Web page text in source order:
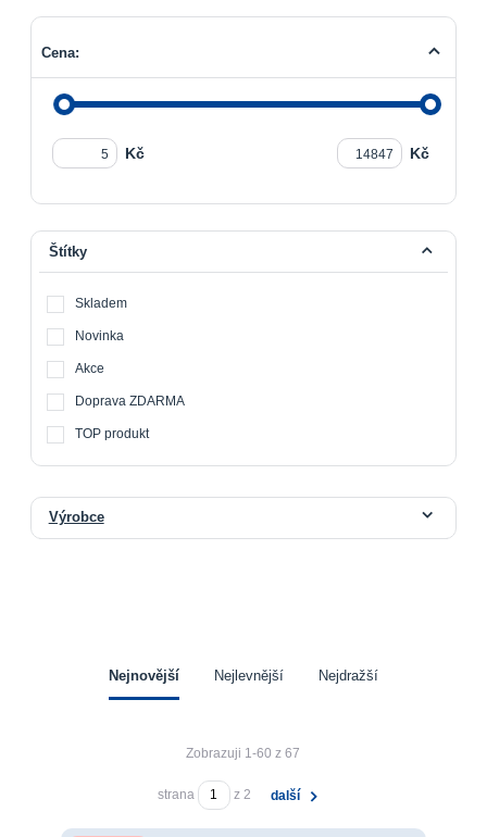
Cena:
Kč Kč
Štítky
Skladem
Novinka
Akce
Doprava ZDARMA
TOP produkt
Výrobce
Nejnovější Nejlevnější Nejdražší
Zobrazuji 1-60 z 67
strana z 2 další